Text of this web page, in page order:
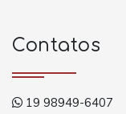
Contatos
19 98949-6407